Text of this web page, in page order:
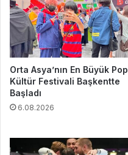
Orta Asya’nın En Büyük Pop
Kültür Festivali Başkentte
Başladı
6.08.2026